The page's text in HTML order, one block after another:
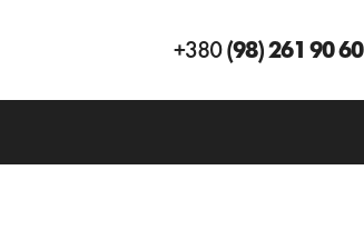
+380(98) 261 90 60